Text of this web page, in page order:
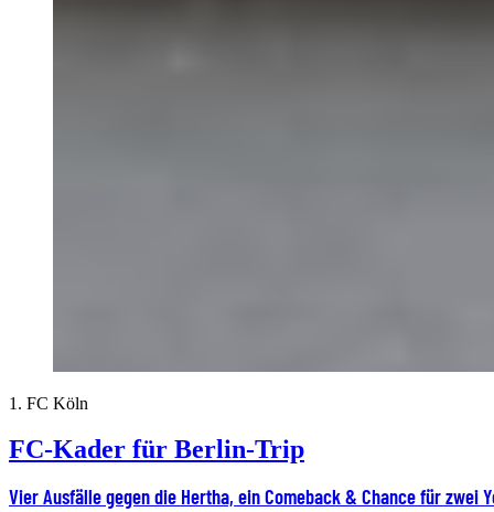
1. FC Köln
FC-Kader für Berlin-Trip
Vier Ausfälle gegen die Hertha, ein Comeback & Chance für zwei